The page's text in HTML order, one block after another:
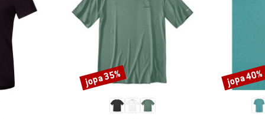
Alennus
jopa 35% Alennus
jopa 40%